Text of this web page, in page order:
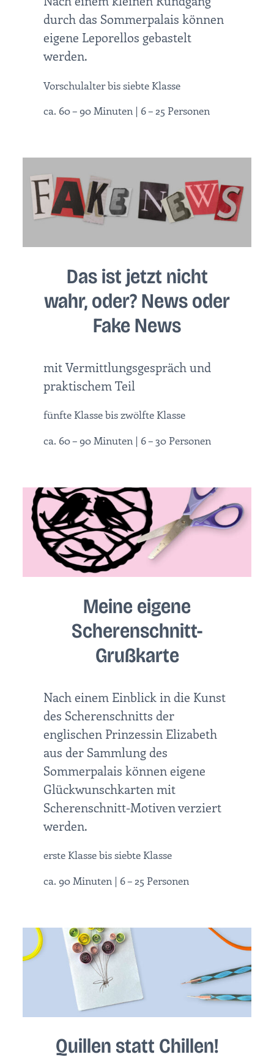
durch das Sommerpalais können
eigene Leporellos gebastelt
werden.
Vorschulalter bis siebte Klasse
ca. 60 – 90 Minuten | 6 – 25 Personen
Das ist jetzt nicht
wahr, oder? News oder
Fake News
mit Vermittlungsgespräch und
praktischem Teil
fünfte Klasse bis zwölfte Klasse
ca. 60 – 90 Minuten | 6 – 30 Personen
Meine eigene
Scherenschnitt-
Grußkarte
Nach einem Einblick in die Kunst
des Scherenschnitts der
englischen Prinzessin Elizabeth
aus der Sammlung des
Sommerpalais können eigene
Glückwunschkarten mit
Scherenschnitt-Motiven verziert
werden.
erste Klasse bis siebte Klasse
ca. 90 Minuten | 6 – 25 Personen
Quillen statt Chillen!